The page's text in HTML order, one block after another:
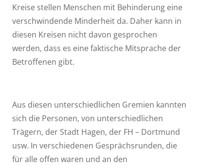
Kreise stellen Menschen mit Behinderung eine
verschwindende Minderheit da. Daher kann in
diesen Kreisen nicht davon gesprochen
werden, dass es eine faktische Mitsprache der
Betroffenen gibt.
Aus diesen unterschiedlichen Gremien kannten
sich die Personen, von unterschiedlichen
Trägern, der Stadt Hagen, der FH – Dortmund
usw. In verschiedenen Gesprächsrunden, die
für alle offen waren und an den